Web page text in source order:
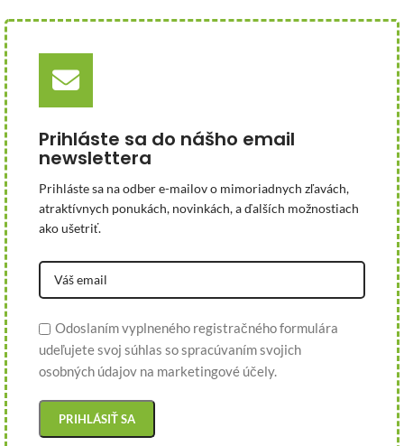
Prihláste sa do nášho email
newslettera
Prihláste sa na odber e-mailov o mimoriadnych zľavách,
atraktívnych ponukách, novinkách, a ďalších možnostiach
ako ušetriť.
Odoslaním vyplneného registračného formulára
udeľujete svoj súhlas so spracúvaním svojich
osobných údajov na marketingové účely.